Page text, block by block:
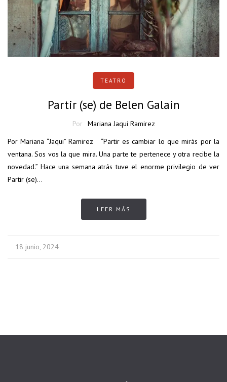
TEATRO
Partir (se) de Belen Galain
Por
Mariana Jaqui Ramirez
Por Mariana “Jaqui” Ramirez “Partir es cambiar lo que mirás por la
ventana. Sos vos la que mira. Una parte te pertenece y otra recibe la
novedad.” Hace una semana atrás tuve el enorme privilegio de ver
Partir (se)…
LEER MÁS
18 junio, 2024